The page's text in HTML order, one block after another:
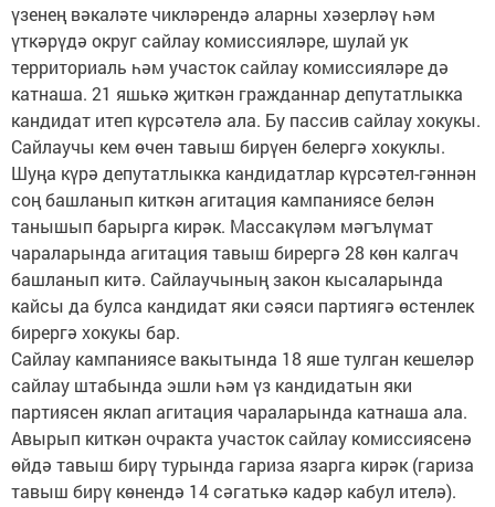
үзенең вәкаләте чикләрендә аларны хәзерләү һәм
үткәрүдә округ сайлау комиссияләре, шулай ук
территориаль һәм участок сайлау комиссияләре дә
катнаша. 21 яшькә җиткән гражданнар депутатлыкка
кандидат итеп күрсәтелә ала. Бу пассив сайлау хокукы.
Сайлаучы кем өчен тавыш бирүен белергә хокуклы.
Шуңа күрә депутатлыкка кандидатлар күрсәтел-гәннән
соң башланып киткән агитация кампаниясе белән
танышып барырга кирәк. Массакүләм мәгълүмат
чараларында агитация тавыш бирергә 28 көн калгач
башланып китә. Сайлаучының закон кысаларында
кайсы да булса кандидат яки сәяси партиягә өстенлек
бирергә хокукы бар.
Сайлау кампаниясе вакытында 18 яше тулган кешеләр
сайлау штабында эшли һәм үз кандидатын яки
партиясен яклап агитация чараларында катнаша ала.
Авырып киткән очракта участок сайлау комиссиясенә
өйдә тавыш бирү турында гариза язарга кирәк (гариза
тавыш бирү көнендә 14 сәгатькә кадәр кабул ителә).